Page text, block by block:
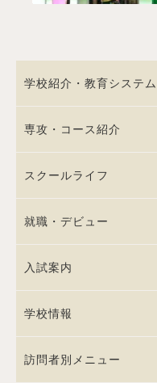
学校紹介・教育システム
専攻・コース紹介
スクールライフ
就職・デビュー
入試案内
学校情報
訪問者別メニュー